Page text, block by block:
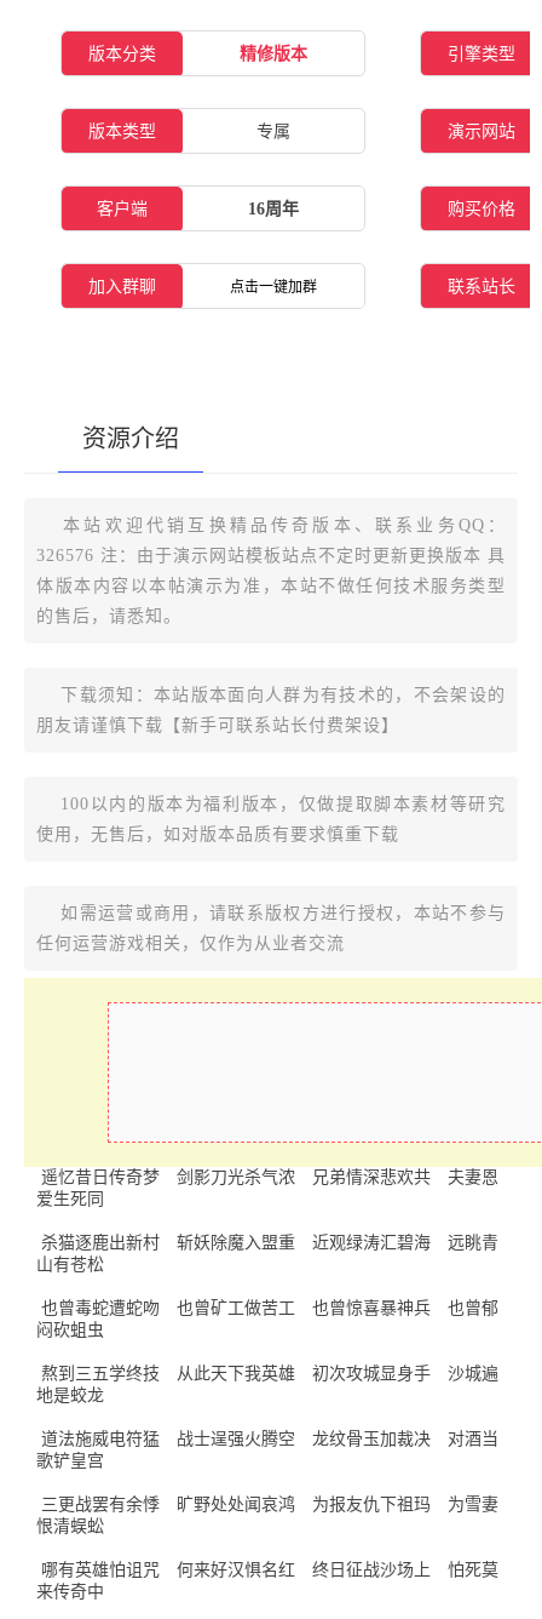
版本分类 精修版本 引擎类型
版本类型 专属 演示网站
客户端 16周年 购买价格
加入群聊 点击一键加群 联系站长
资源介绍
[复制版本链接]
本站欢迎代销互换精品传奇版本、联系业务QQ：
326576 注：由于演示网站模板站点不定时更新更换版本 具
体版本内容以本帖演示为准，本站不做任何技术服务类型
的售后，请悉知。
下载须知：本站版本面向人群为有技术的，不会架设的
朋友请谨慎下载【新手可联系站长付费架设】
100以内的版本为福利版本，仅做提取脚本素材等研究
使用，无售后，如对版本品质有要求慎重下载
如需运营或商用，请联系版权方进行授权，本站不参与
任何运营游戏相关，仅作为从业者交流
遥忆昔日传奇梦 剑影刀光杀气浓 兄弟情深悲欢共 夫妻恩
爱生死同
杀猫逐鹿出新村 斩妖除魔入盟重 近观绿涛汇碧海 远眺青
山有苍松
也曾毒蛇遭蛇吻 也曾矿工做苦工 也曾惊喜暴神兵 也曾郁
闷砍蛆虫
熬到三五学终技 从此天下我英雄 初次攻城显身手 沙城遍
地是蛟龙
道法施威电符猛 战士逞强火腾空 龙纹骨玉加裁决 对酒当
歌铲皇宫
三更战罢有余悸 旷野处处闻哀鸿 为报友仇下祖玛 为雪妻
恨清蜈蚣
哪有英雄怕诅咒 何来好汉惧名红 终日征战沙场上 怕死莫
来传奇中